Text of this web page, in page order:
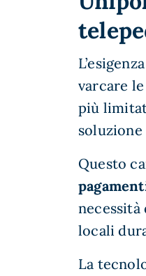
varcare
più
Questo
necessità
locali
La